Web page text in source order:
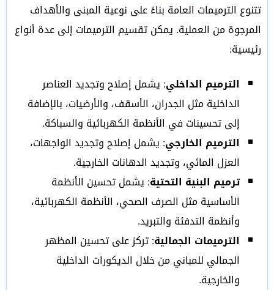
تتنوع الترميمات العامة بناءً على نوعية المبنى والأهداف
المرجوة من العملية. يمكن تقسيم الترميمات إلى عدة أنواع
رئيسية:
الترميم الداخلي: يشمل إصلاح وتجديد العناصر
الداخلية مثل الجدران، الأسقف، والأرضيات، بالإضافة
إلى تحسينات في الأنظمة الكهربائية والسباكة.
الترميم الخارجي: يشمل إصلاح وتجديد الواجهات،
العزل المائي، وتجديد الدهانات الخارجية.
ترميم البنية التحتية: يشمل تحسين الأنظمة
الأساسية مثل الصرف الصحي، الأنظمة الكهربائية،
وأنظمة التدفئة والتبريد.
الترميمات الجمالية: تركز على تحسين المظهر
الجمالي للمباني من خلال الديكورات الداخلية
والخارجية.